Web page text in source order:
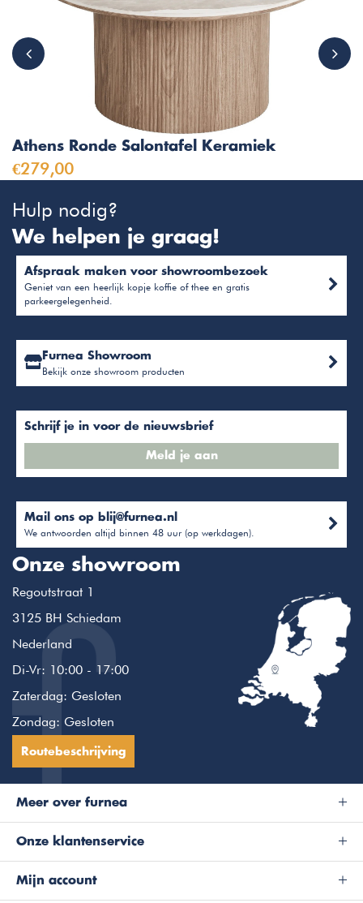
Athens Ronde Salontafel Keramiek
€279,00
Hulp nodig?
We helpen je graag!
Afspraak maken voor showroombezoek
Geniet van een heerlijk kopje koffie of thee en gratis
parkeergelegenheid.
Furnea Showroom
Bekijk onze showroom producten
Schrijf je in voor de nieuwsbrief
Meld je aan
Mail ons op blij@furnea.nl
We antwoorden altijd binnen 48 uur (op werkdagen).
Onze showroom
Regoutstraat 1
3125 BH Schiedam
Nederland
Di-Vr: 10:00 - 17:00
Zaterdag: Gesloten
Zondag: Gesloten
Routebeschrijving
Meer over furnea
Onze klantenservice
Mijn account